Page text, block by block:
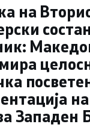
на
Западен